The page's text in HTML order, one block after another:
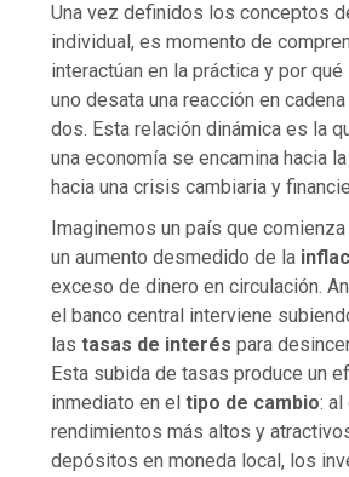
Una vez definidos los conceptos
individual, es momento de
interactúan en la práctica y por
uno desata una reacción en
dos. Esta relación dinámica es la
una economía se encamina hacia
hacia una crisis cambiaria y
Imaginemos un país que
un aumento desmedido de la
exceso de dinero en circulación.
el banco central interviene
lastasas de interés para
Esta subida de tasas produce un
inmediato en eltipo de cambio:
rendimientos más altos y
depósitos en moneda local, los